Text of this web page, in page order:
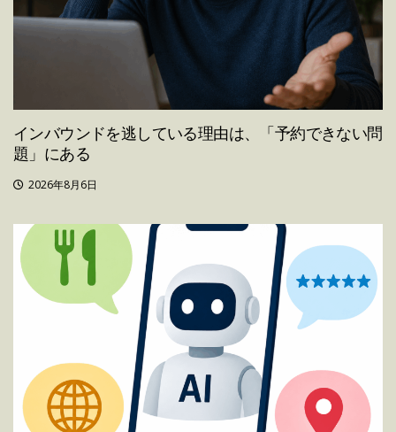
インバウンドを逃している理由は、「予約できない問
題」にある
2026年8月6日